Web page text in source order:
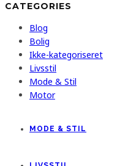
CATEGORIES
Blog
Bolig
Ikke-kategoriseret
Livsstil
Mode & Stil
Motor
MODE & STIL